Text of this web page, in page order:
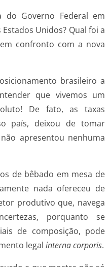
do Governo Federal em
Unidos? Qual foi a
confronto com a nova
brasileiro a
que vivemos um
De fato, as taxas
país, deixou de tomar
apresentou nenhuma
de bêbado em mesa de
nada ofereceu de
produtivo que, navega
porquanto se
de composição, pode
legal interna corporis.